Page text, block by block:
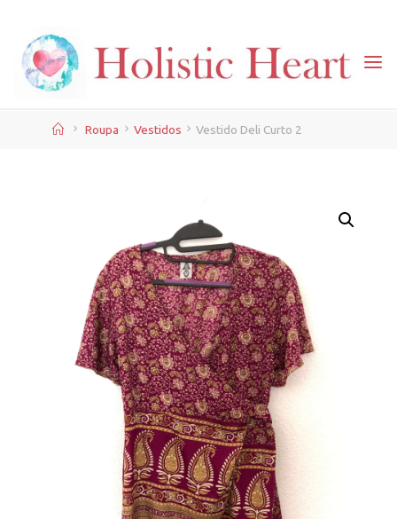
content
HomeRoupa Vestidos Vestido Deli Curto 2